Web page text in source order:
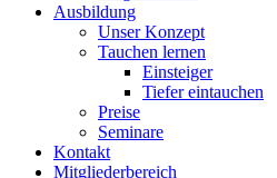
Ausbildung
Unser Konzept
Tauchen lernen
Einsteiger
Tiefer eintauchen
Preise
Seminare
Kontakt
Mitgliederbereich